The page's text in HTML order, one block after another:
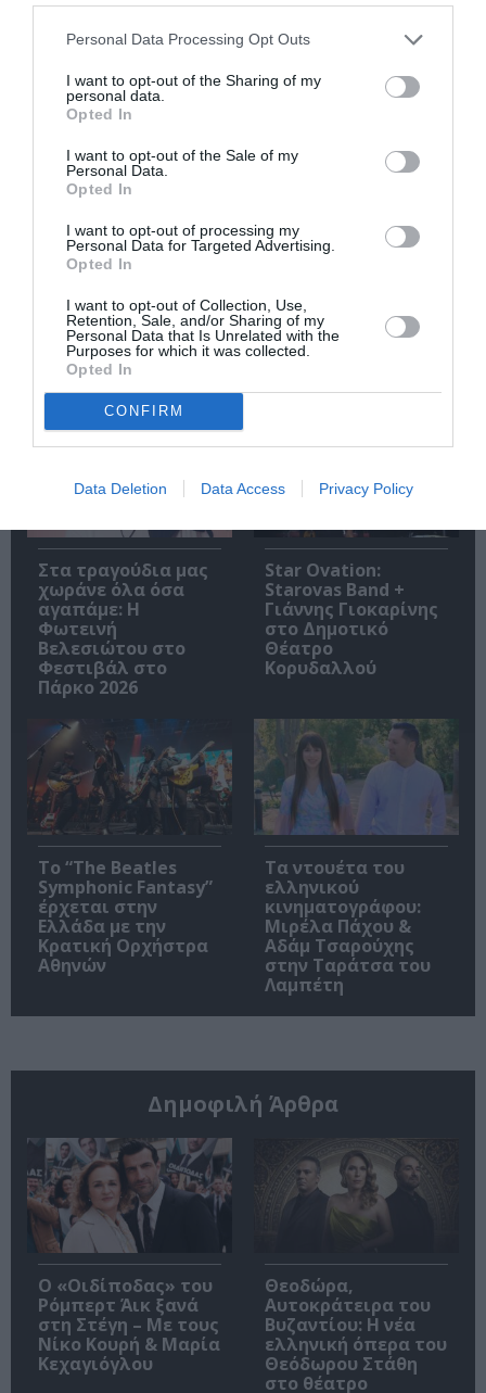
Personal Data Processing Opt Outs
I want to opt-out of the Sharing of my
personal data.
Opted In
I want to opt-out of the Sale of my
Personal Data.
Opted In
I want to opt-out of processing my
Personal Data for Targeted Advertising.
Opted In
I want to opt-out of Collection, Use,
Retention, Sale, and/or Sharing of my
Personal Data that Is Unrelated with the
Purposes for which it was collected.
Opted In
CONFIRM
Data Deletion Data Access Privacy Policy
Κάθε βδομάδα στο e-mail σας τα τελευταία νέα για
την Τέχνη και τον Πολιτισμό!
Σχετικά Άρθρα
Στα τραγούδια μας
χωράνε όλα όσα
αγαπάμε: Η
Φωτεινή
Βελεσιώτου στο
Φεστιβάλ στο
Πάρκο 2026
Star Ovation:
Starovas Band +
Γιάννης Γιοκαρίνης
στο Δημοτικό
Θέατρο
Κορυδαλλού
Το “The Beatles
Symphonic Fantasy”
έρχεται στην
Ελλάδα με την
Κρατική Ορχήστρα
Αθηνών
Τα ντουέτα του
ελληνικού
κινηματογράφου:
Μιρέλα Πάχου &
Αδάμ Τσαρούχης
στην Ταράτσα του
Λαμπέτη
Δημοφιλή Άρθρα
O «Οιδίποδας» του
Ρόμπερτ Άικ ξανά
στη Στέγη – Με τους
Νίκο Κουρή & Μαρία
Κεχαγιόγλου
Θεοδώρα,
Αυτοκράτειρα του
Βυζαντίου: Η νέα
ελληνική όπερα του
Θεόδωρου Στάθη
στο θέατρο